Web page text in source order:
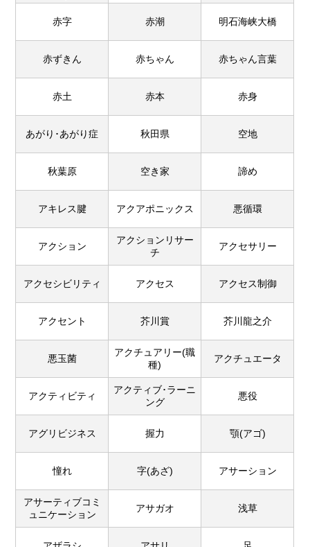
赤字 赤潮 明石海峡大橋
赤ずきん 赤ちゃん 赤ちゃん言葉
赤土 赤本 赤身
あがり･あがり症 秋田県 空地
秋葉原 空き家 諦め
アキレス腱 アクアポニックス 悪循環
アクション
アクションリサー
チ
アクセサリー
アクセシビリティ アクセス アクセス制御
アクセント 芥川賞 芥川龍之介
悪玉菌
アクチュアリー(職
種)
アクチュエータ
アクティビティ
アクティブ･ラーニ
ング
悪役
アグリビジネス 握力 顎(アゴ)
憧れ 字(あざ) アサーション
アサーティブコミ
ュニケーション
アサガオ 浅草